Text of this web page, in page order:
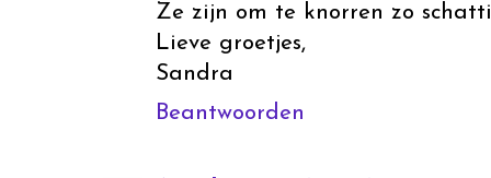
Ze zijn om te knorren zo
Lieve groetjes,
Sandra
Beantwoorden